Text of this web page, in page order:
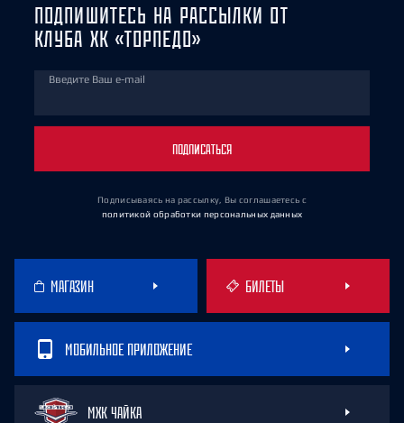
ПОДПИШИТЕСЬ НА РАССЫЛКИ ОТ
КЛУБА ХК «ТОРПЕДО»
Введите Ваш e-mail
ПОДПИСАТЬСЯ
Подписываясь на рассылку, Вы соглашаетесь с
политикой обработки персональных данных
МАГАЗИН БИЛЕТЫ
МОБИЛЬНОЕ ПРИЛОЖЕНИЕ
МХК ЧАЙКА